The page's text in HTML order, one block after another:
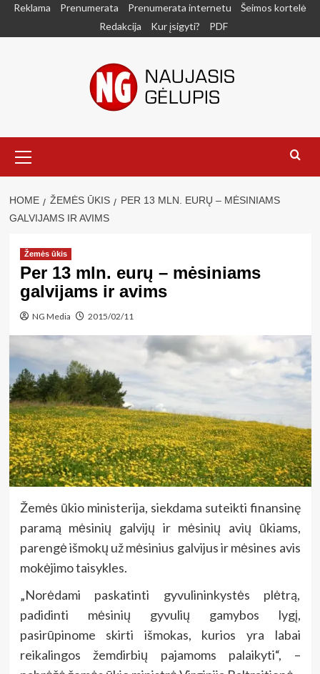
SkipReklama Prenumerata Prenumerata internetu
Šeimos kortelė
Redakcija
Kur įsigyti? PDF
Menu
HOME ŽEMĖS ŪKIS
PER 13 MLN. EURŲ – MĖSINIAMS
GALVIJAMS IR AVIMS
Žemės ūkis
Per 13 mln. eurų – mėsiniams
galvijams ir avims
NG Media 2015/02/11
Žemės ūkio ministerija, siekdama suteikti finansinę
paramą mėsinių galvijų ir mėsinių avių ūkiams,
parengė išmokų už mėsinius galvijus ir mėsines avis
mokėjimo taisykles.
„Norėdami paskatinti gyvulininkystės plėtrą,
padidinti mėsinių gyvulių gamybos lygį,
pasirūpinome skirti išmokas, kurios yra labai
reikalingos žemdirbių pajamoms palaikyti“, –